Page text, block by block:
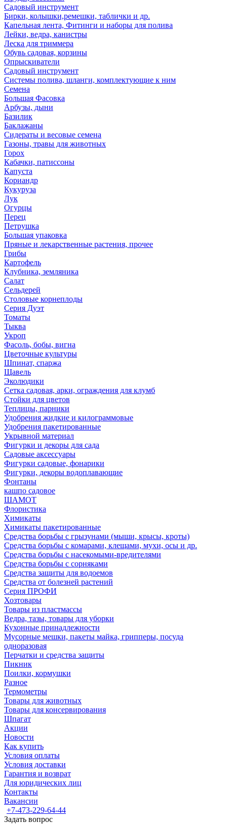
Садовый инструмент
Бирки, колышки,ремешки, таблички и др.
Капельная лента, Фитинги и наборы для полива
Лейки, ведра, канистры
Леска для триммера
Обувь садовая, корзины
Опрыскиватели
Садовый инструмент
Системы полива, шланги, комплектующие к ним
Семена
Большая Фасовка
Арбузы, дыни
Базилик
Баклажаны
Сидераты и весовые семена
Газоны, травы для животных
Горох
Кабачки, патиссоны
Капуста
Кориандр
Кукуруза
Лук
Огурцы
Перец
Петрушка
Большая упаковка
Пряные и лекарственные растения, прочее
Грибы
Картофель
Клубника, земляника
Салат
Сельдерей
Столовые корнеплоды
Серия Дуэт
Томаты
Тыква
Укроп
Фасоль, бобы, вигна
Цветочные культуры
Шпинат, спаржа
Щавель
Эколюдики
Сетка садовая, арки, ограждения для клумб
Стойки для цветов
Теплицы, парники
Удобрения жидкие и килограммовые
Удобрения пакетированные
Укрывной материал
Фигурки и декоры для сада
Садовые аксессуары
Фигурки садовые, фонарики
Фигурки, декоры водоплавающие
Фонтаны
кашпо садовое
ШАМОТ
Флористика
Химикаты
Химикаты пакетированные
Средства борьбы с грызунами (мыши, крысы, кроты)
Средства борьбы с комарами, клещами, мухи, осы и др.
Средства борьбы с насекомыми-вредителями
Средства борьбы с сорняками
Средства защиты для водоемов
Средства от болезней растений
Серия ПРОФИ
Хозтовары
Товары из пластмассы
Ведра, тазы, товары для уборки
Кухонные принадлежности
Мусорные мешки, пакеты майка, грипперы, посуда
одноразовая
Перчатки и средства защиты
Пикник
Поилки, кормушки
Разное
Термометры
Товары для животных
Товары для консервирования
Шпагат
Акции
Новости
Как купить
Условия оплаты
Условия доставки
Гарантия и возврат
Для юридических лиц
Контакты
Вакансии
+7-473-229-64-44
Задать вопрос